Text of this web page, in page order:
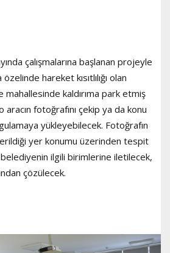
çalışmalarına başlanan projeyle
hareket kısıtlılığı olan
mahallesinde kaldırıma park etmiş
fotoğrafını çekip ya da konu
yükleyebilecek. Fotoğrafın
yer konumu üzerinden tespit
ilgili birimlerine iletilecek,
çözülecek.